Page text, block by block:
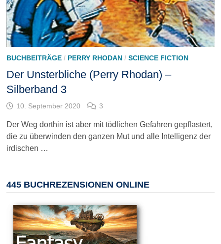
BUCHBEITRÄGE/ PERRY RHODAN/ SCIENCE FICTION
Der Unsterbliche (Perry Rhodan) –
Silberband 3
10. September 2020 3
Der Weg dorthin ist aber mit tödlichen Gefahren gepflastert,
die zu überwinden den ganzen Mut und alle Intelligenz der
irdischen …
445 BUCHREZENSIONEN ONLINE